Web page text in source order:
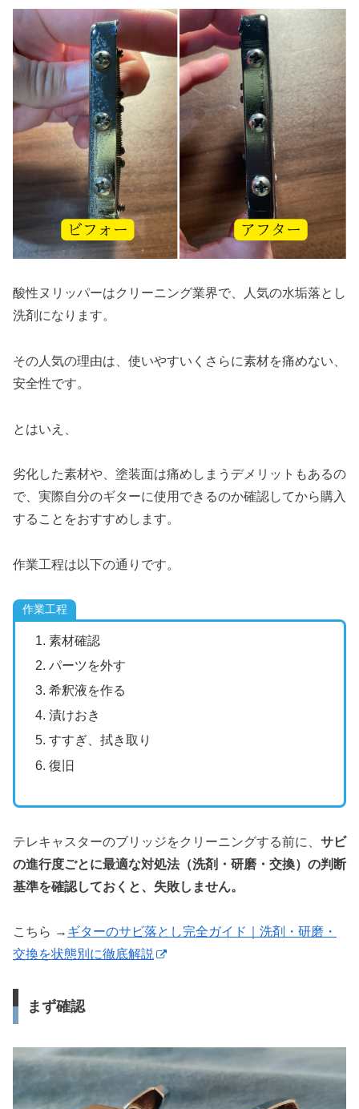
酸性ヌリッパーはクリーニング業界で、人気の水垢落とし
洗剤になります。
その人気の理由は、使いやすいくさらに素材を痛めない、
安全性です。
とはいえ、
劣化した素材や、塗装面は痛めしまうデメリットもあるの
で、実際自分のギターに使用できるのか確認してから購入
することをおすすめします。
作業工程は以下の通りです。
作業工程
素材確認
パーツを外す
希釈液を作る
漬けおき
すすぎ、拭き取り
復旧
テレキャスターのブリッジをクリーニングする前に、 サビ
の進行度ごとに最適な対処法（洗剤・研磨・交換）の判断
基準を確認しておくと、失敗しません。
こちら → ギターのサビ落とし完全ガイド｜洗剤・研磨・
交換を状態別に徹底解説
まず確認